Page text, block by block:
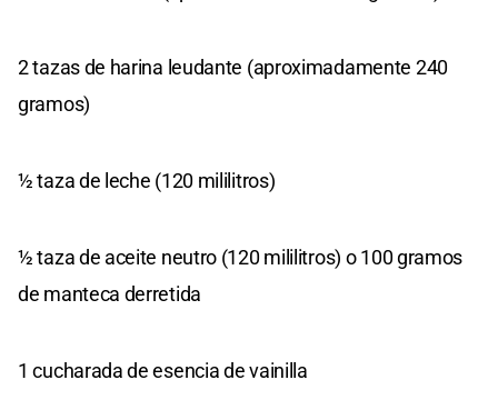
2 tazas de harina leudante (aproximadamente 240
gramos)
½ taza de leche (120 mililitros)
½ taza de aceite neutro (120 mililitros) o 100 gramos
de manteca derretida
1 cucharada de esencia de vainilla